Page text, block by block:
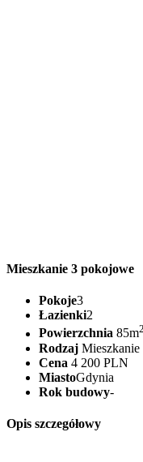
Mieszkanie 3 pokojowe
Pokoje3
Łazienki2
Powierzchnia 85m2
Rodzaj Mieszkanie
Cena 4 200 PLN
MiastoGdynia
Rok budowy-
Opis szczegółowy